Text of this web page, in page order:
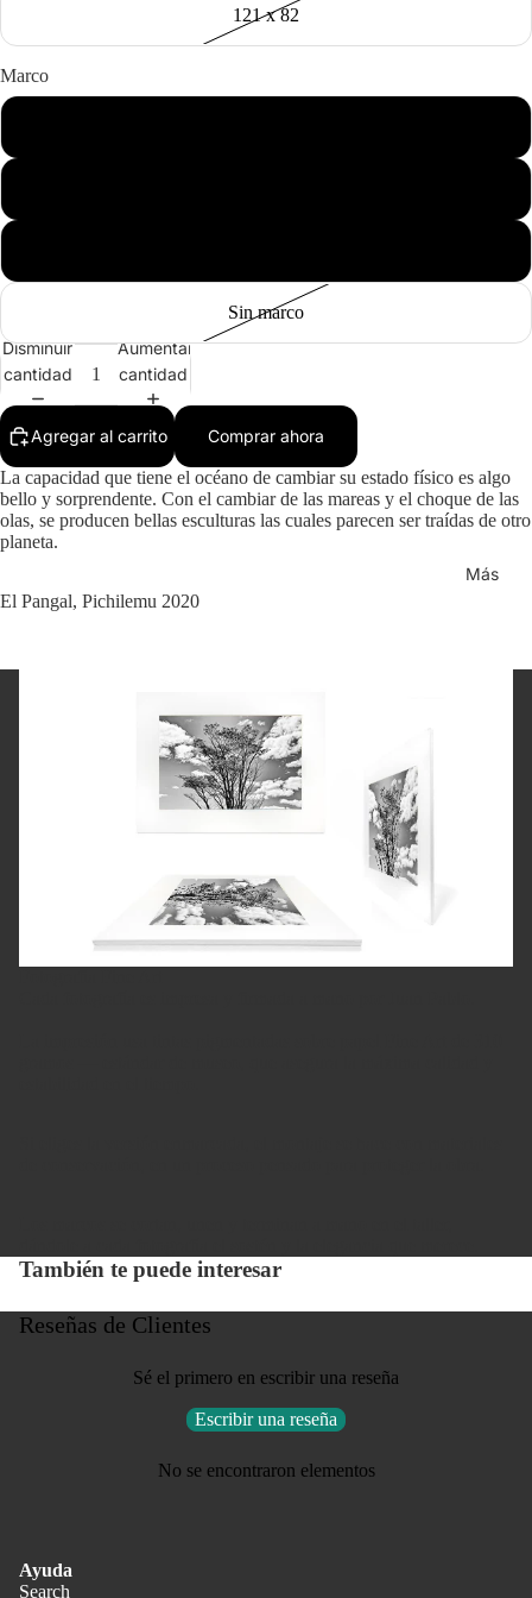
Más
121 x 82
Marco
Sin marco
Disminuir
cantidad
Aumentar
cantidad
Agregar al carrito Comprar ahora
La capacidad que tiene el océano de cambiar su estado físico es algo
bello y sorprendente. Con el cambiar de las mareas y el choque de las
olas, se producen bellas esculturas las cuales parecen ser traídas de otro
planeta.
El Pangal, Pichilemu 2020
También te puede interesar
Reseñas de Clientes
Sé el primero en escribir una reseña
Escribir una reseña
No se encontraron elementos
Ayuda
Search